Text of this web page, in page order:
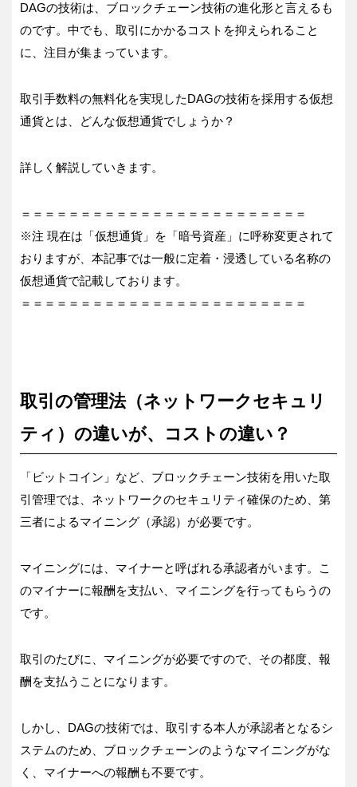
DAGの技術は、ブロックチェーン技術の進化形と言えるも
のです。中でも、取引にかかるコストを抑えられること
に、注目が集まっています。
取引手数料の無料化を実現したDAGの技術を採用する仮想
通貨とは、どんな仮想通貨でしょうか？
詳しく解説していきます。
＝＝＝＝＝＝＝＝＝＝＝＝＝＝＝＝＝＝＝＝＝＝＝＝
※注 現在は「仮想通貨」を「暗号資産」に呼称変更されて
おりますが、本記事では一般に定着・浸透している名称の
仮想通貨で記載しております。
＝＝＝＝＝＝＝＝＝＝＝＝＝＝＝＝＝＝＝＝＝＝＝＝
取引の管理法（ネットワークセキュリ
ティ）の違いが、コストの違い？
「ビットコイン」など、ブロックチェーン技術を用いた取
引管理では、ネットワークのセキュリティ確保のため、第
三者によるマイニング（承認）が必要です。
マイニングには、マイナーと呼ばれる承認者がいます。こ
のマイナーに報酬を支払い、マイニングを行ってもらうの
です。
取引のたびに、マイニングが必要ですので、その都度、報
酬を支払うことになります。
しかし、DAGの技術では、取引する本人が承認者となるシ
ステムのため、ブロックチェーンのようなマイニングがな
く、マイナーへの報酬も不要です。